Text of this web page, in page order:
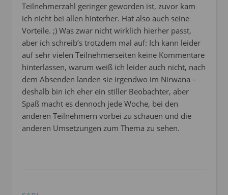
Teilnehmerzahl geringer geworden ist, zuvor kam
ich nicht bei allen hinterher. Hat also auch seine
Vorteile. ;) Was zwar nicht wirklich hierher passt,
aber ich schreib’s trotzdem mal auf: Ich kann leider
auf sehr vielen Teilnehmerseiten keine Kommentare
hinterlassen, warum weiß ich leider auch nicht, nach
dem Absenden landen sie irgendwo im Nirwana –
deshalb bin ich eher ein stiller Beobachter, aber
Spaß macht es dennoch jede Woche, bei den
anderen Teilnehmern vorbei zu schauen und die
anderen Umsetzungen zum Thema zu sehen.